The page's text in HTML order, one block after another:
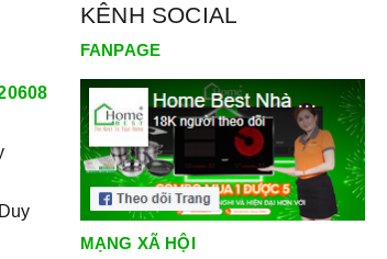
KÊNH SOCIAL
FANPAGE
MẠNG XÃ HỘI